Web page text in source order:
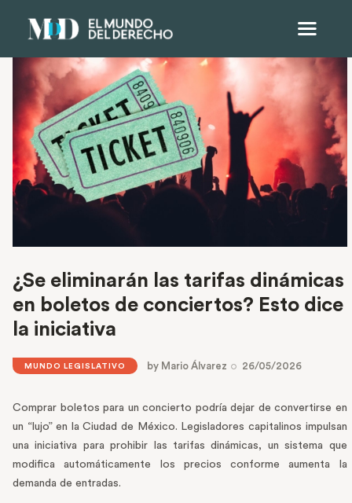
¿Se eliminarán las tarifas dinámicas
en boletos de conciertos? Esto dice
la iniciativa
MUNDO LEGISLATIVO by Mario Álvarez 26/05/2026
Comprar boletos para un concierto podría dejar de convertirse en
un “lujo” en la Ciudad de México. Legisladores capitalinos impulsan
una iniciativa para prohibir las tarifas dinámicas, un sistema que
modifica automáticamente los precios conforme aumenta la
demanda de entradas.